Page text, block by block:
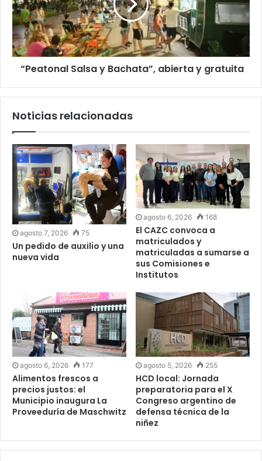
“Peatonal Salsa y Bachata”, abierta y gratuita
Noticias relacionadas
agosto 7, 2026 75
Un pedido de auxilio y una
nueva vida
agosto 6, 2026 168
El CAZC convoca a
matriculados y
matriculadas a sumarse a
sus Comisiones e
Institutos
agosto 6, 2026 177
Alimentos frescos a
precios justos: el
Municipio inaugura La
Proveeduría de Maschwitz
agosto 5, 2026 255
HCD local: Jornada
preparatoria para el X
Congreso argentino de
defensa técnica de la
niñez